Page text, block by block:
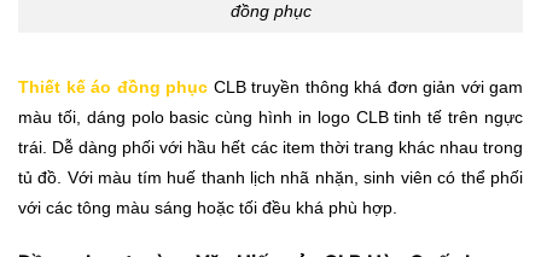
đồng phục
Thiết kế áo đồng phục CLB truyền thông khá đơn giản với gam
màu tối, dáng polo basic cùng hình in logo CLB tinh tế trên ngực
trái. Dễ dàng phối với hầu hết các item thời trang khác nhau trong
tủ đồ. Với màu tím huế thanh lịch nhã nhặn, sinh viên có thể phối
với các tông màu sáng hoặc tối đều khá phù hợp.